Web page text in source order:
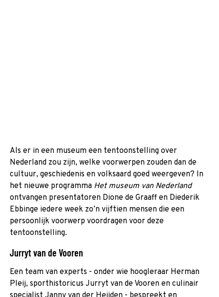
Als er in een museum een tentoonstelling over
Nederland zou zijn, welke voorwerpen zouden dan de
cultuur, geschiedenis en volksaard goed weergeven? In
het nieuwe programma Het museum van Nederland
ontvangen presentatoren Dione de Graaff en Diederik
Ebbinge iedere week zo’n vijftien mensen die een
persoonlijk voorwerp voordragen voor deze
tentoonstelling.
Jurryt van de Vooren
Een team van experts - onder wie hoogleraar Herman
Pleij, sporthistoricus Jurryt van de Vooren en culinair